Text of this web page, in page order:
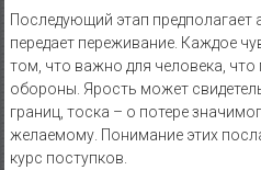
Последующий этап предполагает
передает переживание. Каждое
том, что важно для человека, что
обороны. Ярость может
границ, тоска – о потере
желаемому. Понимание этих
курс поступков.